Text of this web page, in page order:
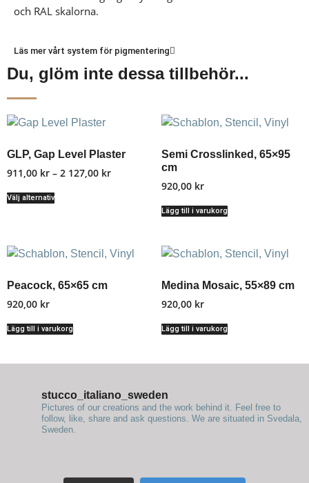
och RAL skalorna.
Läs mer vårt system för pigmentering
Du, glöm inte dessa tillbehör...
GLP, Gap Level Plaster
911,00 kr – 2 127,00 kr
Välj alternativ
Semi Crosslinked, 65×95
cm
920,00 kr
Lägg till i varukorg
Peacock, 65×65 cm
920,00 kr
Lägg till i varukorg
Medina Mosaic, 55×89 cm
920,00 kr
Lägg till i varukorg
stucco_italiano_sweden
Pictures of our creations and the work behind it. Feel free to
follow, like, share and ask questions. We are situated in Svedala,
Sweden.